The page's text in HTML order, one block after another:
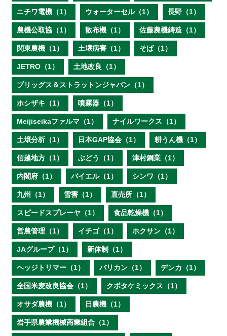
ニチワ電機（1） ウォーターセル（1） 長野（1）
農機公取協（1） 散布機（1） 佐藤農機鋳造（1）
関東農機（1） 土壌病害（1） そば（1）
JETRO（1） 土地改良（1）
ブリッグス＆ストラットンジャパン（1）
ホシザキ（1） 噴霧器（1）
Meijiseikaファルマ（1） ナイルワークス（1）
土壌分析（1） 日本GAP協会（1） 耕うん機（1）
信越地方（1） ぶどう（1） 津村鋼業（1）
内閣府（1） バイエル（1） シンワ（1）
九州（1） 雪害（1） 直売所（1）
スピードスプレーヤ（1） 食品乾燥機（1）
営農管理（1） イチゴ（1） ホクサン（1）
JAグループ（1） 新体制（1）
ヘッジトリマー（1） バリカン（1） デンカ（1）
全国米麦改良協会（1） クボタケミックス（1）
オサダ農機（1） 日農機（1）
岩手県農業機械商業組合（1）